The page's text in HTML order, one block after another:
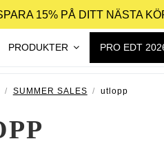
15% PÅ DITT NÄSTA
PRODUKTER PRO EDT
SUMMER SALES utlopp